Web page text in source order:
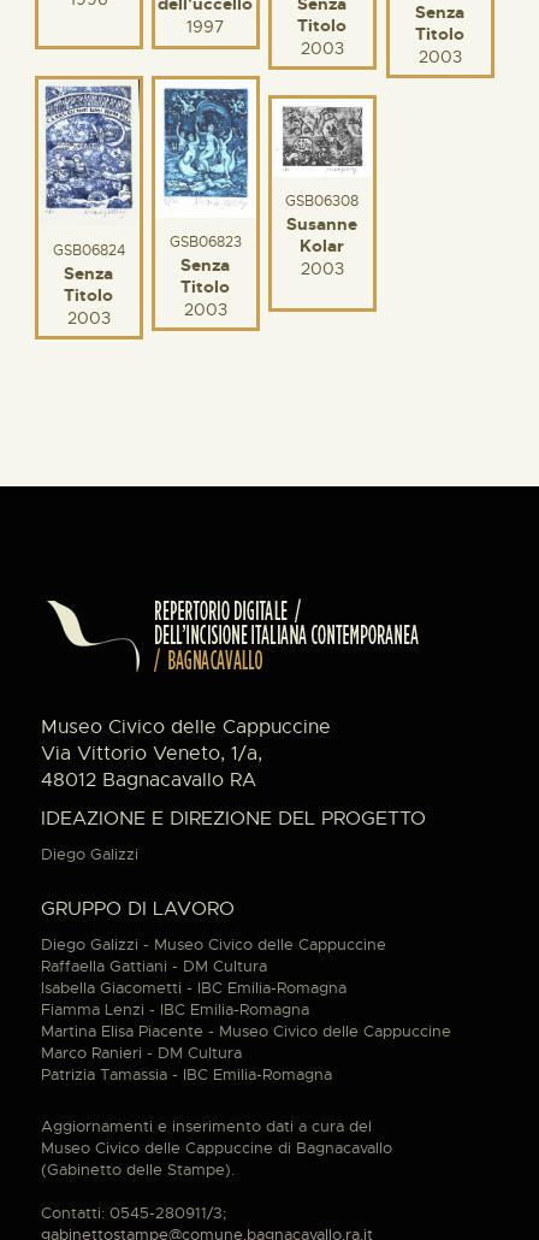
1997
Titolo
2003
Senza
Titolo
2003
GSB06824
Senza
Titolo
2003
GSB06823
Senza
Titolo
2003
GSB06308
Susanne
Kolar
2003
Museo Civico delle Cappuccine
Via Vittorio Veneto, 1/a,
48012 Bagnacavallo RA
IDEAZIONE E DIREZIONE DEL PROGETTO
Diego Galizzi
GRUPPO DI LAVORO
Diego Galizzi - Museo Civico delle Cappuccine
Raffaella Gattiani - DM Cultura
Isabella Giacometti - IBC Emilia-Romagna
Fiamma Lenzi - IBC Emilia-Romagna
Martina Elisa Piacente - Museo Civico delle Cappuccine
Marco Ranieri - DM Cultura
Patrizia Tamassia - IBC Emilia-Romagna
Aggiornamenti e inserimento dati a cura del
Museo Civico delle Cappuccine di Bagnacavallo
(Gabinetto delle Stampe).
Contatti: 0545-280911/3;
gabinettostampe@comune.bagnacavallo.ra.it